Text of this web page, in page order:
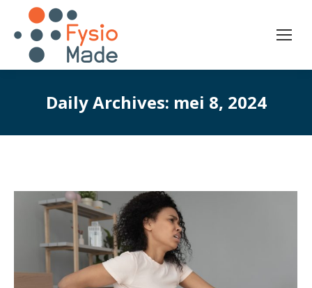
Daily Archives: mei 8, 2024